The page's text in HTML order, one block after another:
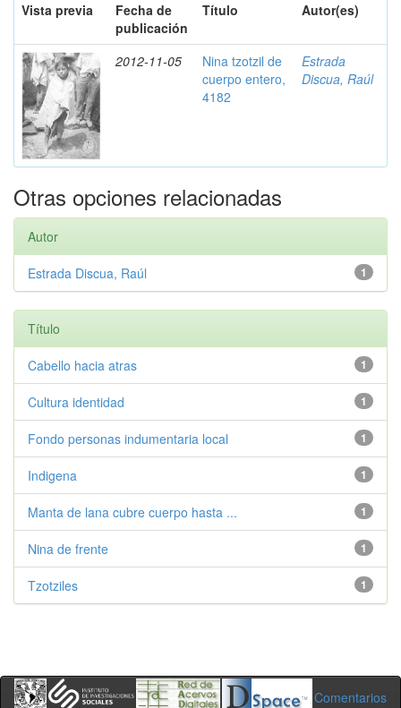
Vista previa
Fecha de
publicación
Título Autor(es)
2012-11-05
Nina tzotzil de
cuerpo entero,
4182
Estrada
Discua, Raúl
Otras opciones relacionadas
Autor
1
Estrada Discua, Raúl
Título
1
Cabello hacia atras
1
Cultura identidad
1
Fondo personas indumentaria local
1
Indigena
1
Manta de lana cubre cuerpo hasta ...
1
Nina de frente
1
Tzotziles
Comentarios